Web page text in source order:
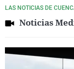
LAS NOTICIAS DE
Noticias